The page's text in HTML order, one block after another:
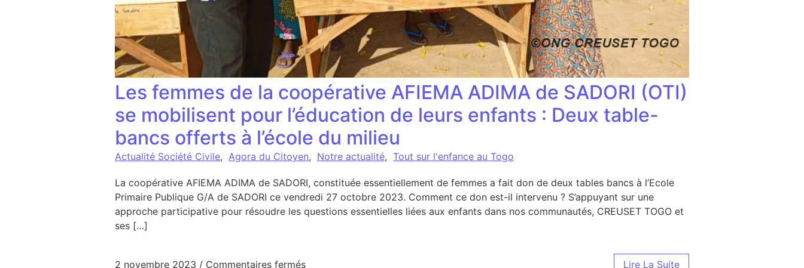
Les femmes de la coopérative AFIEMA ADIMA de SADORI (OTI)
se mobilisent pour l’éducation de leurs enfants : Deux table-
bancs offerts à l’école du milieu
Actualité Société Civile, Agora du Citoyen, Notre actualité, Tout sur l'enfance au Togo
La coopérative AFIEMA ADIMA de SADORI, constituée essentiellement de femmes a fait don de deux tables bancs à l’Ecole
Primaire Publique G/A de SADORI ce vendredi 27 octobre 2023. Comment ce don est-il intervenu ? S’appuyant sur une
approche participative pour résoudre les questions essentielles liées aux enfants dans nos communautés, CREUSET TOGO et
ses […]
2 novembre 2023 / Commentaires ferméssur Les femmes de la coopérative AFIEMA ADIMA de SADORI (OTI) se mobilisent pour l’éducation de leurs
Lire La Suite